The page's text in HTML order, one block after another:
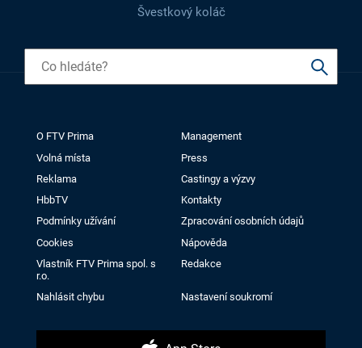
Švestkový koláč
O FTV Prima
Management
Volná místa
Press
Reklama
Castingy a výzvy
HbbTV
Kontakty
Podmínky užívání
Zpracování osobních údajů
Cookies
Nápověda
Vlastník FTV Prima spol. s
r.o.
Redakce
Nahlásit chybu Nastavení soukromí